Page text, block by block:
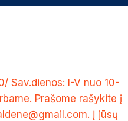
Sav.dienos: I-V nuo 10-
Prašome rašykite į
Į jūsų